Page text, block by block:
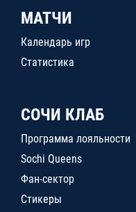
МАТЧИ
Календарь игр
Статистика
СОЧИ КЛАБ
Программа лояльности
Sochi Queens
Фан-сектор
Стикеры